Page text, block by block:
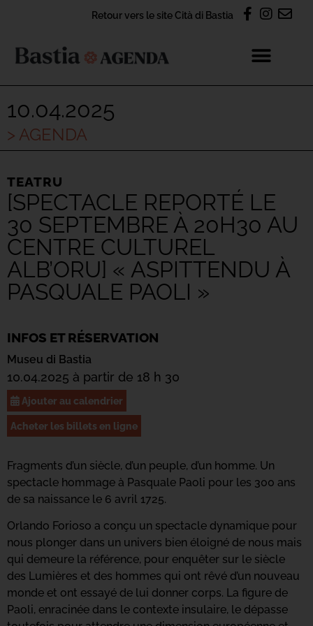
Retour vers le site Cità di Bastia
10.04.2025
> AGENDA
TEATRU
[SPECTACLE REPORTÉ LE
30 SEPTEMBRE À 20H30 AU
CENTRE CULTUREL
ALB’ORU] « ASPITTENDU À
PASQUALE PAOLI »
INFOS ET RÉSERVATION
Museu di Bastia
10.04.2025 à partir de 18 h 30
Ajouter au calendrier
Acheter les billets en ligne
Fragments d’un siècle, d’un peuple, d’un homme. Un
spectacle hommage à Pasquale Paoli pour les 300 ans
de sa naissance le 6 avril 1725.
Orlando Forioso a conçu un spectacle dynamique pour
nous plonger dans un univers bien éloigné de nous mais
qui demeure la référence, pour enquêter sur le siècle
des Lumières et des hommes qui ont rêvé d’un nouveau
monde et ont essayé de lui donner corps. La figure de
Paoli, enracinée dans le contexte insulaire, le dépasse